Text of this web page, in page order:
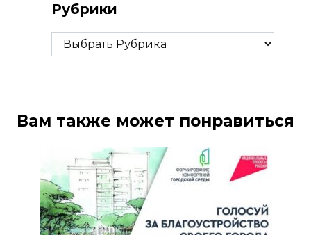
Рубрики
Рубрики
Вам также может понравиться